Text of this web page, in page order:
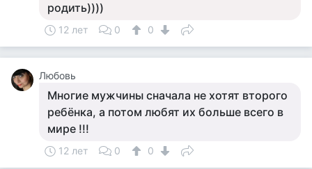
родить))))
12 лет 0 0
Любовь
Многие мужчины сначала не хотят второго
ребёнка, а потом любят их больше всего в
мире !!!
12 лет 0 0